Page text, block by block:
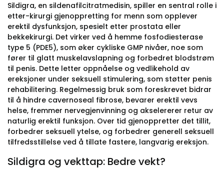
Sildigra, en sildenafilcitratmedisin, spiller en sentral rolle i
etter-kirurgi gjenoppretting for menn som opplever
erektil dysfunksjon, spesielt etter prostata eller
bekkekirurgi. Det virker ved å hemme fosfodiesterase
type 5 (PDE5), som øker cykliske GMP nivåer, noe som
fører til glatt muskelavslapning og forbedret blodstrøm
til penis. Dette letter oppnåelse og vedlikehold av
ereksjoner under seksuell stimulering, som støtter penis
rehabilitering. Regelmessig bruk som foreskrevet bidrar
til å hindre cavernoseal fibrose, bevarer erektil vevs
helse, fremmer nervegjenvinning og akselererer retur av
naturlig erektil funksjon. Over tid gjenoppretter det tillit,
forbedrer seksuell ytelse, og forbedrer generell seksuell
tilfredsstillelse ved å tillate fastere, langvarig ereksjon.
Sildigra og vekttap: Bedre vekt?